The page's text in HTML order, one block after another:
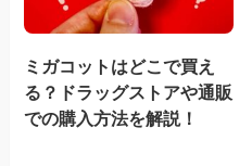
ミガコットはどこで買え
る？ドラッグストアや通販
での購入方法を解説！